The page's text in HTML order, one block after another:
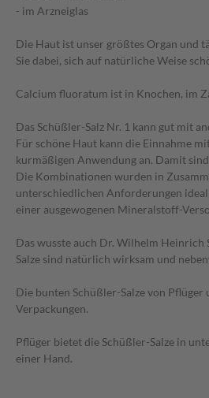
- im Arzneiglas
Die Haut ist unser größtes Organ und
Sie dabei, sich auf natürliche Weise
Calcium fluoratum ist in Knochen, im
Das Schüßler-Salz Nr. 1 kann gut mit
Für schöne Haut kann die Einnahme
kurmäßigen Anwendung an. Damit
Die Kombinationen wurden in
unterschiedlichen Anforderungen
einer ausgewogenen Mineralstoff-
Das wusste auch Dr. Wilhelm
Salze sind natürlich wirksam und
Die bunten Schüßler-Salze von
Verpackungen.
Pflüger bietet die Schüßler-Salze in
einer Hand.